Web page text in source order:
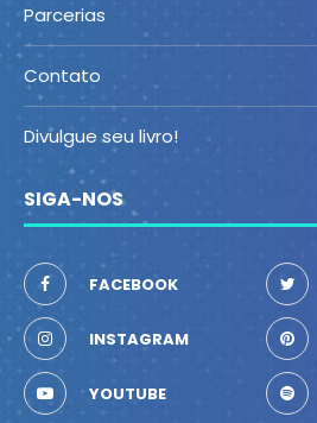
Parcerias
Contato
Divulgue seu livro!
SIGA-NOS
FACEBOOK
INSTAGRAM
YOUTUBE